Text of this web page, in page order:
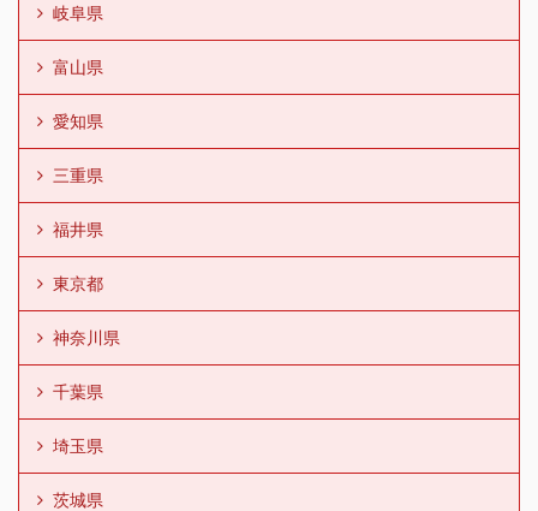
岐阜県
富山県
愛知県
三重県
福井県
東京都
神奈川県
千葉県
埼玉県
茨城県